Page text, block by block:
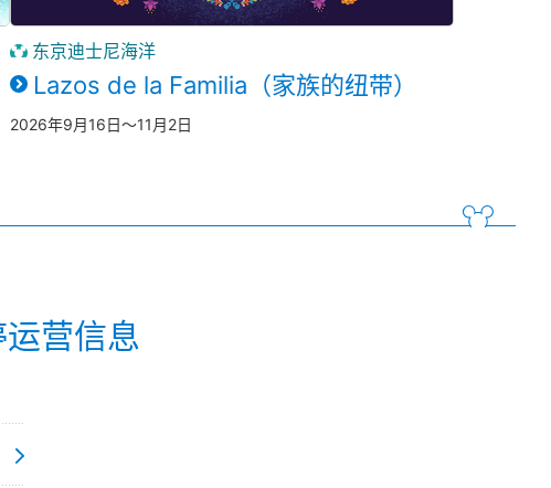
东京迪士尼海洋
Lazos de la Familia（家族的纽带）
2026年9月16日～11月2日
营信息